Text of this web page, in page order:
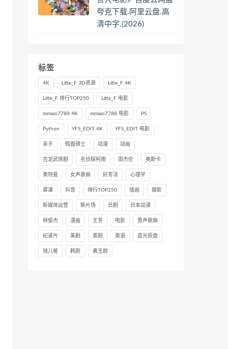
夸克下载.阿里云盘.高
清中字.(2026)
标签
4K Litte_F 3D资源 Litte_F 4K
Litte_F 排行TOP250 Litte_F 电影
mmiao7788 4K mmiao7788 电影 PS
Python YFS_EDIT 4K YFS_EDIT 电影
亲子 假面骑士 动漫 动画
古龙武侠剧 名侦探柯南 周杰伦 奥斯卡
奥特曼 女声歌曲 好芳法 心理学
慕课 抖音 排行TOP250 插画 摄影
新媒体运营 新片场 日剧 日本动漫
林俊杰 漫画 王芳 电影 男声歌曲
纪录片 美剧 英剧 英语 蓝光原盘
钱儿爸 韩剧 黄玉郎